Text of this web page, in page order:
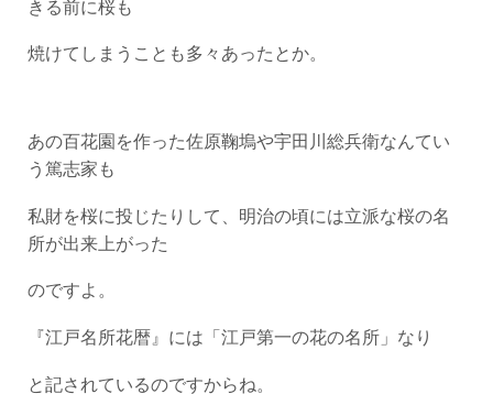
きる前に桜も
焼けてしまうことも多々あったとか。
あの百花園を作った佐原鞠塢や宇田川総兵衛なんてい
う篤志家も
私財を桜に投じたりして、明治の頃には立派な桜の名
所が出来上がった
のですよ。
『江戸名所花暦』には「江戸第一の花の名所」なり
と記されているのですからね。